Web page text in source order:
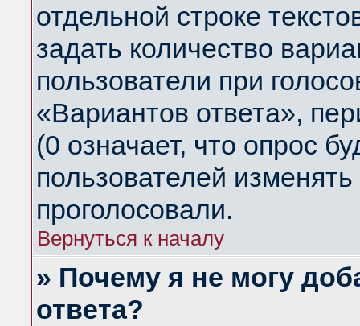
отдельной строке
задать количество
пользователи при
«Вариантов ответа»,
(0 означает, что опрос
пользователей
проголосовали.
Вернуться к началу
» Почему я не могу
ответа?